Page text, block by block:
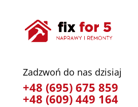
Zadzwoń do nas dzisiaj
+48 (695) 675 859
+48 (609) 449 164